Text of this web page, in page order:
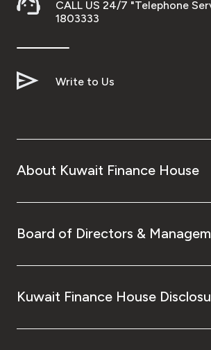
CALL US 24/7 "Telephone
1803333
Write to Us
About Kuwait Finance House
Board of Directors &
Kuwait Finance House